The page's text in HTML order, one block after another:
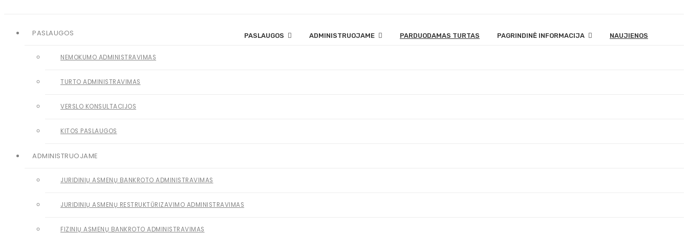
PASLAUGOS ADMINISTRUOJAME PARDUODAMAS TURTAS PAGRINDINĖ INFORMACIJA NAUJIENOS
PASLAUGOS
NEMOKUMO ADMINISTRAVIMAS
TURTO ADMINISTRAVIMAS
VERSLO KONSULTACIJOS
KITOS PASLAUGOS
ADMINISTRUOJAME
JURIDINIŲ ASMENŲ BANKROTO ADMINISTRAVIMAS
JURIDINIŲ ASMENŲ RESTRUKTŪRIZAVIMO ADMINISTRAVIMAS
FIZINIŲ ASMENŲ BANKROTO ADMINISTRAVIMAS